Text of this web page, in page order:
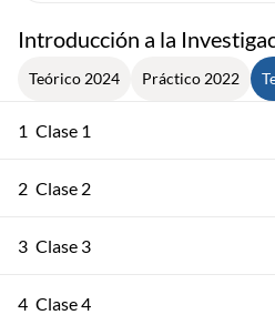
Introducción a la
Teórico 2024 Práctico 2022
1 Clase 1
2 Clase 2
3 Clase 3
4 Clase 4